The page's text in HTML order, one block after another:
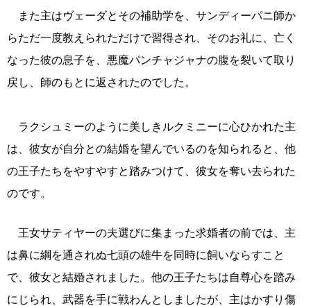
また主はヴェーダとその補助学を、サンディーパニ師か
らただ一度教えられただけで習得され、そのお礼に、亡く
なった彼の息子を、悪魔パンチャジャナの腹を裂いて取り
戻し、師のもとに返されたのでした。
ラクシュミーのように美しきルクミニーに心ひかれた主
は、彼女が自分との結婚を望んでいるのを知られると、他
の王子たちをやすやすと踏みつけて、彼女を奪い去られた
のです。
王女サティヤーの夫選びに集まった求婚者の前では、主
は鼻に綱を通されぬ七頭の雄牛を同時に飼いならすこと
で、彼女と結婚されました。他の王子たちは自尊心を踏み
にじられ、武器を手に戦わんとしましたが、主はかすり傷